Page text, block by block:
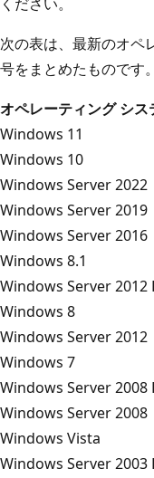
次の表は、最新のオペ
号をまとめたものです。
オペレーティング シス
Windows 11
Windows 10
Windows Server 2022
Windows Server 2019
Windows Server 2016
Windows 8.1
Windows Server 2012
Windows 8
Windows Server 2012
Windows 7
Windows Server 2008
Windows Server 2008
Windows Vista
Windows Server 2003